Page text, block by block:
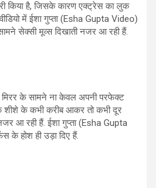
किया है, जिसके कारण एक्ट्रेस का लुक
में ईशा गुप्ता (Esha Gupta Video)
सेक्सी मूव्स दिखाती नजर आ रही हैं.
के सामने ना केवल अपनी परफेक्ट
शीशे के कभी करीब आकर तो कभी दूर
आ रही हैं. ईशा गुप्ता (Esha Gupta
के होश ही उड़ा दिए हैं.